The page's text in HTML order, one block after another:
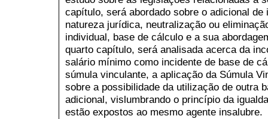
capítulo, será abordado sobre o adicional
natureza jurídica, neutralização ou
individual, base de cálculo e a sua
quarto capítulo, será analisada acerca da
salário mínimo como incidente de base de
súmula vinculante, a aplicação da Súmula
sobre a possibilidade da utilização de outra
adicional, vislumbrando o princípio da
estão expostos ao mesmo agente insalubre.